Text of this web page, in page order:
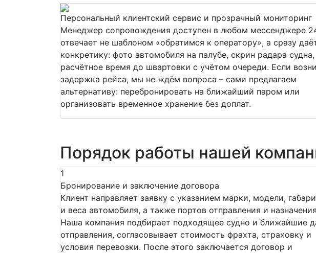
Персональный клиентский сервис и прозрачный мониторинг
Менеджер сопровождения доступен в любом мессенджере
отвечает не шаблоном «обратимся к оператору», а сразу
конкретику: фото автомобиля на палубе, скрин радара судна,
расчётное время до швартовки с учётом очереди. Если
задержка рейса, мы не ждём вопроса – сами предлагаем
альтернативу: перебронировать на ближайший паром или
организовать временное хранение без доплат.
Порядок работы нашей
1
Бронирование и заключение договора
Клиент направляет заявку с указанием марки, модели,
и веса автомобиля, а также портов отправления и
Наша компания подбирает подходящее судно и ближайшие
отправления, согласовывает стоимость фрахта, страховку и
условия перевозки. После этого заключается договор и